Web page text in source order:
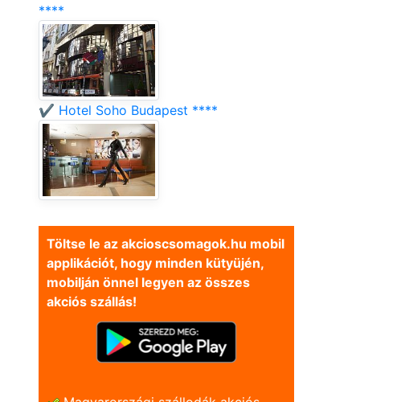
****
✔️ Hotel Soho Budapest ****
Töltse le az akcioscsomagok.hu mobil
applikációt, hogy minden kütyüjén,
mobilján önnel legyen az összes
akciós szállás!